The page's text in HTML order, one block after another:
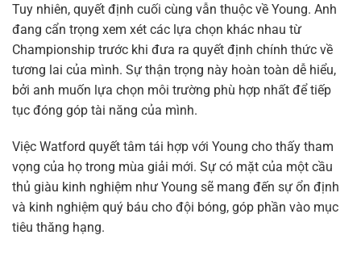
Tuy nhiên, quyết định cuối cùng vẫn thuộc về Young. Anh
đang cẩn trọng xem xét các lựa chọn khác nhau từ
Championship trước khi đưa ra quyết định chính thức về
tương lai của mình. Sự thận trọng này hoàn toàn dễ hiểu,
bởi anh muốn lựa chọn môi trường phù hợp nhất để tiếp
tục đóng góp tài năng của mình.
Việc Watford quyết tâm tái hợp với Young cho thấy tham
vọng của họ trong mùa giải mới. Sự có mặt của một cầu
thủ giàu kinh nghiệm như Young sẽ mang đến sự ổn định
và kinh nghiệm quý báu cho đội bóng, góp phần vào mục
tiêu thăng hạng.